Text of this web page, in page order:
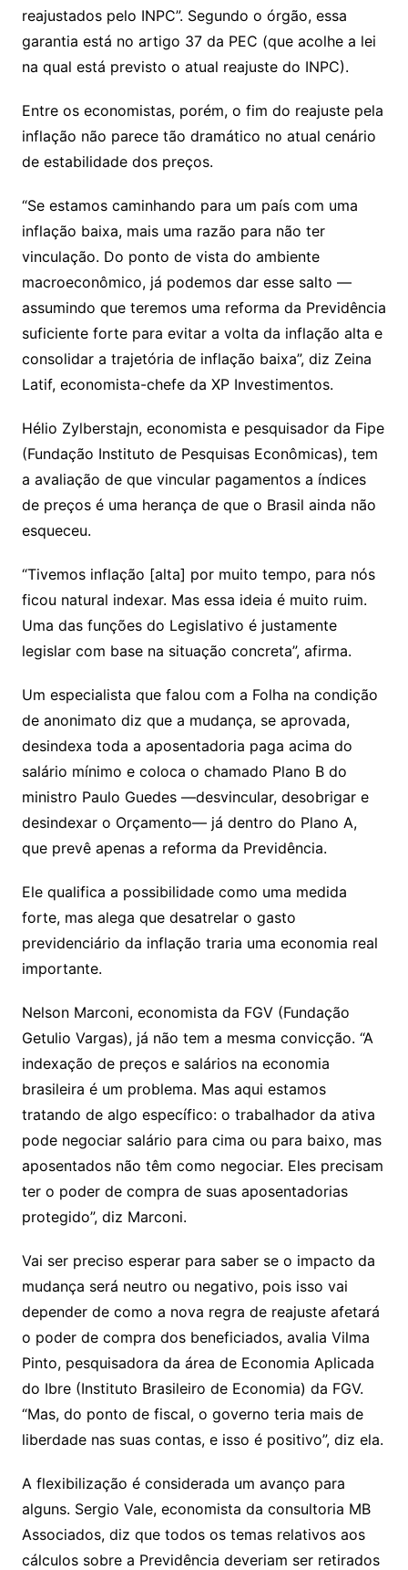
reajustados pelo INPC”. Segundo o órgão, essa
garantia está no artigo 37 da PEC (que acolhe a lei
na qual está previsto o atual reajuste do INPC).
Entre os economistas, porém, o fim do reajuste pela
inflação não parece tão dramático no atual cenário
de estabilidade dos preços.
“Se estamos caminhando para um país com uma
inflação baixa, mais uma razão para não ter
vinculação. Do ponto de vista do ambiente
macroeconômico, já podemos dar esse salto —
assumindo que teremos uma reforma da Previdência
suficiente forte para evitar a volta da inflação alta e
consolidar a trajetória de inflação baixa”, diz Zeina
Latif, economista-chefe da XP Investimentos.
Hélio Zylberstajn, economista e pesquisador da Fipe
(Fundação Instituto de Pesquisas Econômicas), tem
a avaliação de que vincular pagamentos a índices
de preços é uma herança de que o Brasil ainda não
esqueceu.
“Tivemos inflação [alta] por muito tempo, para nós
ficou natural indexar. Mas essa ideia é muito ruim.
Uma das funções do Legislativo é justamente
legislar com base na situação concreta”, afirma.
Um especialista que falou com a Folha na condição
de anonimato diz que a mudança, se aprovada,
desindexa toda a aposentadoria paga acima do
salário mínimo e coloca o chamado Plano B do
ministro Paulo Guedes —desvincular, desobrigar e
desindexar o Orçamento— já dentro do Plano A,
que prevê apenas a reforma da Previdência.
Ele qualifica a possibilidade como uma medida
forte, mas alega que desatrelar o gasto
previdenciário da inflação traria uma economia real
importante.
Nelson Marconi, economista da FGV (Fundação
Getulio Vargas), já não tem a mesma convicção. “A
indexação de preços e salários na economia
brasileira é um problema. Mas aqui estamos
tratando de algo específico: o trabalhador da ativa
pode negociar salário para cima ou para baixo, mas
aposentados não têm como negociar. Eles precisam
ter o poder de compra de suas aposentadorias
protegido”, diz Marconi.
Vai ser preciso esperar para saber se o impacto da
mudança será neutro ou negativo, pois isso vai
depender de como a nova regra de reajuste afetará
o poder de compra dos beneficiados, avalia Vilma
Pinto, pesquisadora da área de Economia Aplicada
do Ibre (Instituto Brasileiro de Economia) da FGV.
“Mas, do ponto de fiscal, o governo teria mais de
liberdade nas suas contas, e isso é positivo”, diz ela.
A flexibilização é considerada um avanço para
alguns. Sergio Vale, economista da consultoria MB
Associados, diz que todos os temas relativos aos
cálculos sobre a Previdência deveriam ser retirados